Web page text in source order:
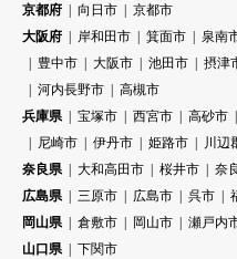
京都府
向日市
京都市
大阪府
岸和田市 箕面市 泉南
豊中市
大阪市 池田市 摂津
河内長野市
高槻市
兵庫県
宝塚市 西宮市 高砂市
尼崎市
伊丹市 姫路市
川辺
奈良県
大和高田市 桜井市 奈
広島県
三原市 広島市 呉市
岡山県
倉敷市 岡山市
瀬戸内
山口県
下関市